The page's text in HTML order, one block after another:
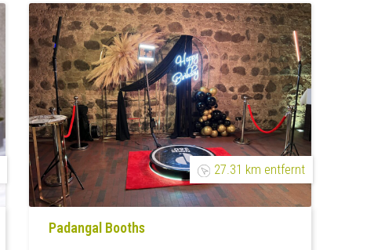
27.31 km entfernt
Padangal Booths